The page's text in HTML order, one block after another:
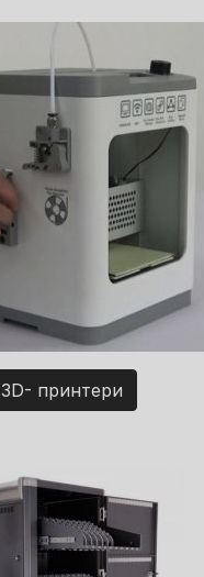
3D- принтери